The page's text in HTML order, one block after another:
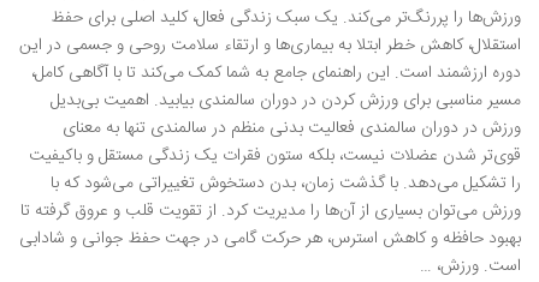
ورزش‌ها را پررنگ‌تر می‌کند. یک سبک زندگی فعال، کلید اصلی برای حفظ
استقلال، کاهش خطر ابتلا به بیماری‌ها و ارتقاء سلامت روحی و جسمی در این
دوره ارزشمند است. این راهنمای جامع به شما کمک می‌کند تا با آگاهی کامل،
مسیر مناسبی برای ورزش کردن در دوران سالمندی بیابید. اهمیت بی‌بدیل
ورزش در دوران سالمندی فعالیت بدنی منظم در سالمندی تنها به معنای
قوی‌تر شدن عضلات نیست، بلکه ستون فقرات یک زندگی مستقل و باکیفیت
را تشکیل می‌دهد. با گذشت زمان، بدن دستخوش تغییراتی می‌شود که با
ورزش می‌توان بسیاری از آن‌ها را مدیریت کرد. از تقویت قلب و عروق گرفته تا
بهبود حافظه و کاهش استرس، هر حرکت گامی در جهت حفظ جوانی و شادابی
است. ورزش، …